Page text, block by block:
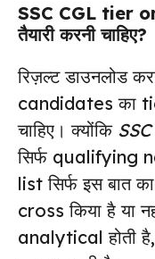
SSC CGL tier
तैयारी करनी चाहिए?
रिज़ल्ट डाउनलोड
candidates का
चाहिए। क्योंकि
सिर्फ qualifying
list सिर्फ इस बात
cross किया है या
analytical होती